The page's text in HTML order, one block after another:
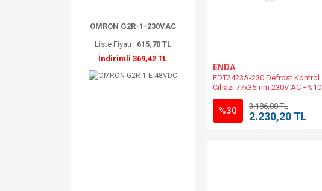
OMRON G2R-1-230VAC
Liste Fiyatı : 615,70 TL
İndirimli 369,42 TL
ENDA
EDT2423A-230 Defrost Kontrol
Cihazı 77x35mm 230V AC +%10
-%20 50/60Hz | EDT2423A-230-R
Muadili.
%30 3.186,00 TL
2.230,20 TL